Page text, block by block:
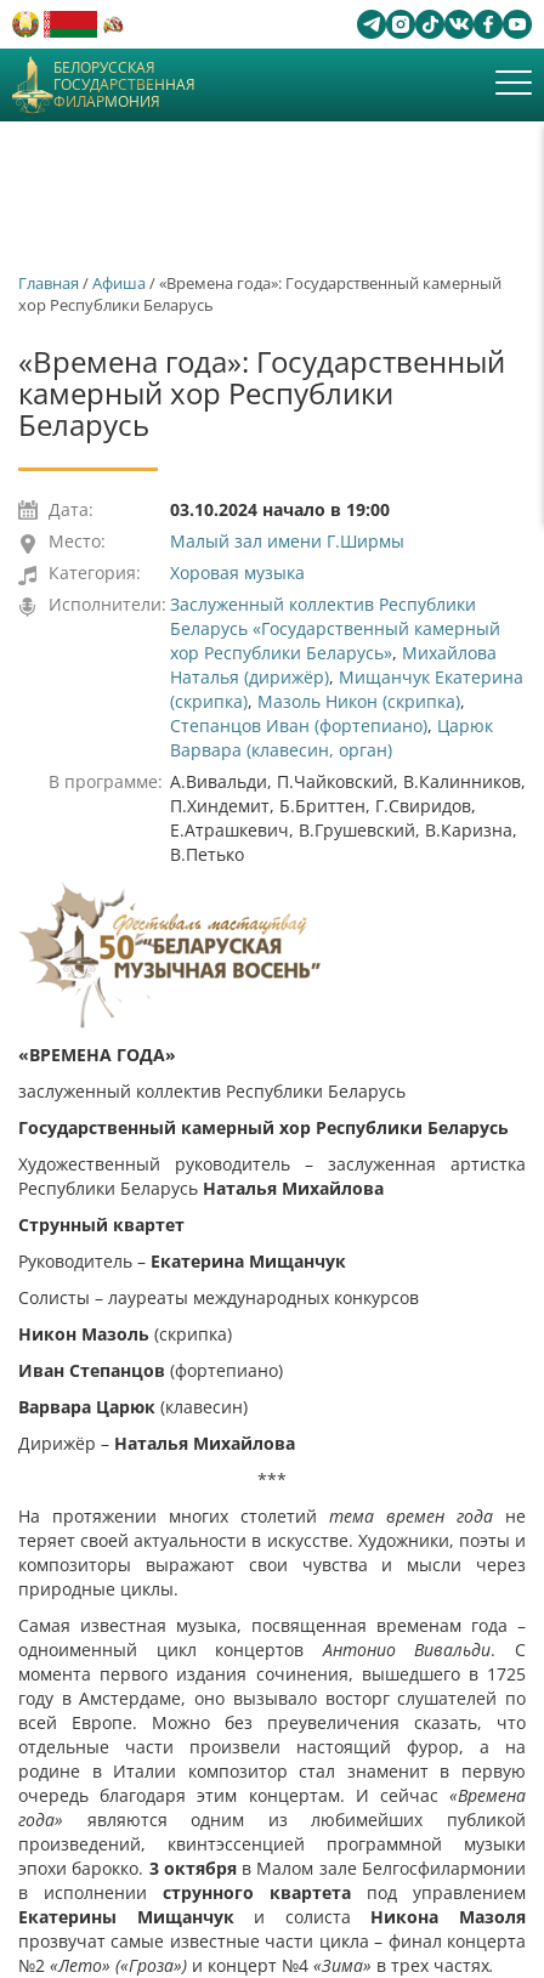
БЕЛОРУССКАЯ
ГОСУДАРСТВЕННАЯ
ФИЛАРМОНИЯ
Главная /Афиша/ «Времена года»: Государственный камерный
хор Республики Беларусь
«Времена года»: Государственный
камерный хор Республики
Беларусь
Дата:
03.10.2024 начало в 19:00
Место:
Малый зал имени Г.Ширмы
Категория:
Хоровая музыка
Исполнители: Заслуженный коллектив Республики
Беларусь «Государственный камерный
хор Республики Беларусь», Михайлова
Наталья (дирижёр), Мищанчук Екатерина
(скрипка), Мазоль Никон (скрипка),
Степанцов Иван (фортепиано), Царюк
Варвара (клавесин, орган)
В программе: А.Вивальди, П.Чайковский, В.Калинников,
П.Хиндемит, Б.Бриттен, Г.Свиридов,
Е.Атрашкевич, В.Грушевский, В.Каризна,
В.Петько
«ВРЕМЕНА ГОДА»
заслуженный коллектив Республики Беларусь
Государственный камерный хор Республики Беларусь
Художественный руководитель – заслуженная артистка
Республики Беларусь Наталья Михайлова
Струнный квартет
Руководитель – Екатерина Мищанчук
Солисты – лауреаты международных конкурсов
Никон Мазоль (скрипка)
Иван Степанцов (фортепиано)
Варвара Царюк (клавесин)
Дирижёр – Наталья Михайлова
***
На протяжении многих столетий тема времен года не
теряет своей актуальности в искусстве. Художники, поэты и
композиторы выражают свои чувства и мысли через
природные циклы.
Самая известная музыка, посвященная временам года –
одноименный цикл концертовАнтонио Вивальди. С
момента первого издания сочинения, вышедшего в 1725
году в Амстердаме, оно вызывало восторг слушателей по
всей Европе. Можно без преувеличения сказать, что
отдельные части произвели настоящий фурор, а на
родине в Италии композитор стал знаменит в первую
очередь благодаря этим концертам. И сейчас «Времена
года» являются одним из любимейших публикой
произведений, квинтэссенцией программной музыки
эпохи барокко. 3 октябряв Малом зале Белгосфилармонии
в исполнении струнного квартета под управлением
Екатерины Мищанчуки солиста Никона Мазоля
прозвучат самые известные части цикла – финал концерта
№2 «Лето» («Гроза») и концерт №4 «Зима» в трех частях.